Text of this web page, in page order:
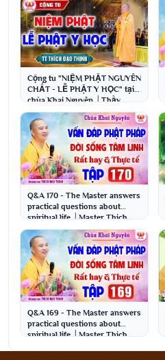
Cộng tu "NIỆM PHẬT NGUYÊN
CHẤT - LỄ PHẬT Y HỌC" tại
chùa Khai Nguyên │Thầy
Thích Đạo Thịnh
Q&A 170 - The Master answers
practical questions about
spiritual life │Master Thich
Dao Thinh
Q&A 169 - The Master answers
practical questions about
spiritual life │Master Thich